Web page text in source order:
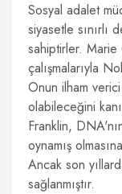
Sosyal adalet
siyasetle sınırlı
sahiptirler. Marie
çalışmalarıyla
Onun ilham
olabileceğini
Franklin,
oynamış
Ancak son
sağlanmıştır.